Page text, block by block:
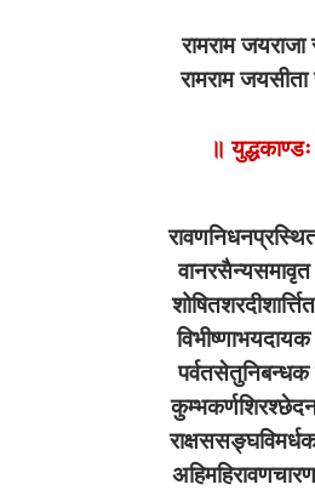
रामराम जयराजा
रामराम जयसीता
॥
वानरसैन्यसमावृत
पर्वतसेतुनिबन्धक